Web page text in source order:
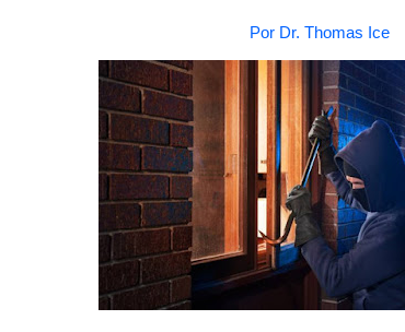
Por Dr. Thomas Ice